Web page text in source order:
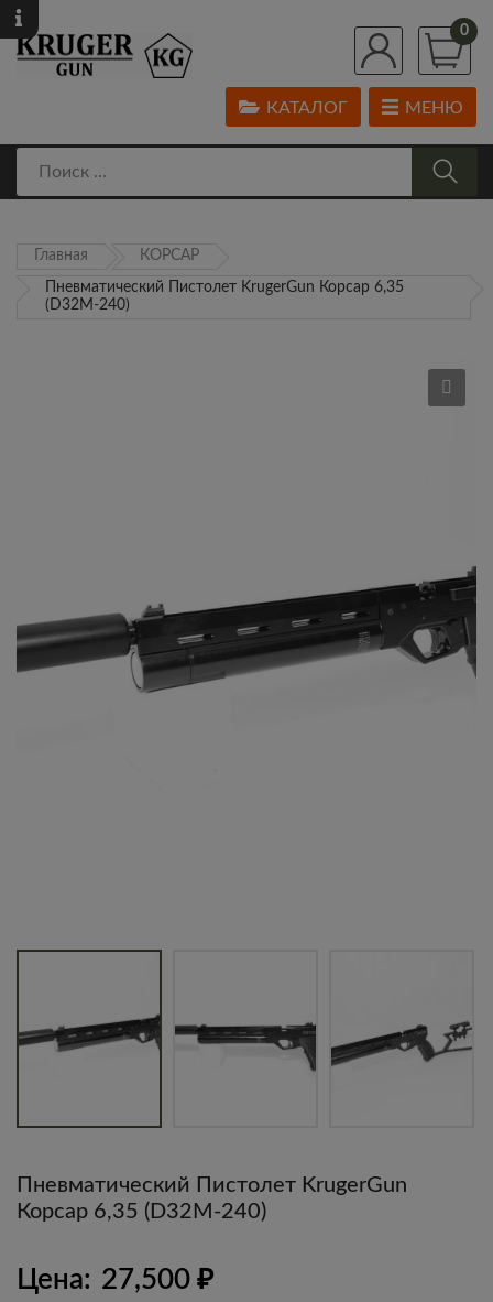
0
МЕНЮ
КАТАЛОГ
Главная КОРСАР
Пневматический Пистолет KrugerGun Корсар 6,35
(D32M-240)
Пневматический Пистолет KrugerGun
Корсар 6,35 (D32M-240)
Цена: 27,500 ₽